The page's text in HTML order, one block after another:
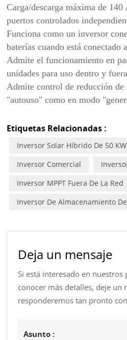
Carga/descarga máxima de
puertos controlados
Funciona como un inversor
baterías cuando está conectado
Admite el funcionamiento en
unidades para uso dentro y
Admite control de reducción de
"autouso" como en modo
Etiquetas Relacionadas :
Inversor Solar Híbrido De 50 KW
Inversor Comercial
Inversor MPPT Fuera De La Red
Inversor De Almacenamiento
Deja un mensaje
Si está interesado en nuestros
conocer más detalles, deje un
responderemos tan pronto
Asunto :